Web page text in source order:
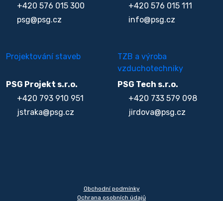
+420 576 015 300
psg@psg.cz
+420 576 015 111
info@psg.cz
Projektování staveb
PSG Projekt s.r.o.
+420 793 910 951
jstraka@psg.cz
TZB a výroba
vzduchotechniky
PSG Tech s.r.o.
+420 733 579 098
jirdova@psg.cz
Obchodní podmínky
Ochrana osobních údajů